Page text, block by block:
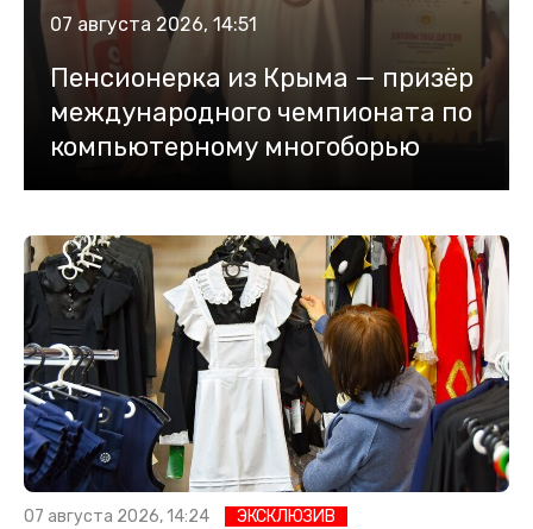
07 августа 2026, 14:51
Пенсионерка из Крыма — призёр
международного чемпионата по
компьютерному многоборью
07 августа 2026, 14:24 ЭКСКЛЮЗИВ